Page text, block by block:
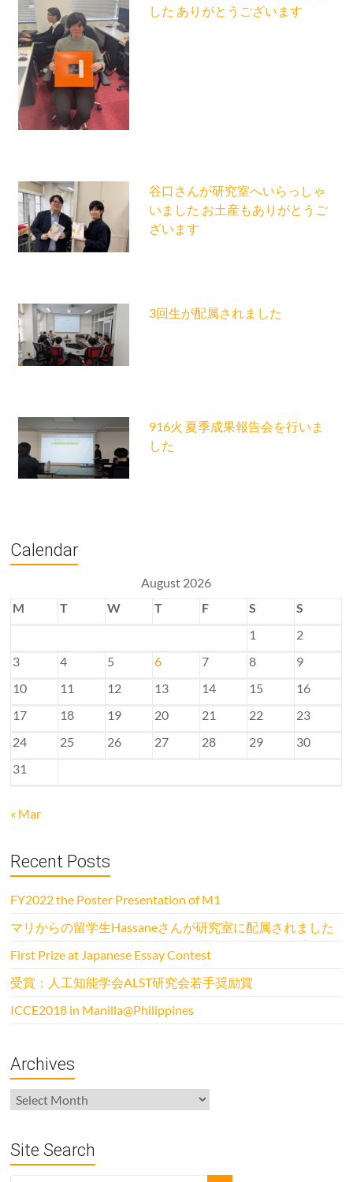
した ありがとうございます
谷口さんが研究室へいらっしゃ
いました お土産もありがとうご
ざいます
3回生が配属されました
916火 夏季成果報告会を行いま
した
Calendar
August 2026
M
T W T F S
S
1
2
3
4 5 6 7 8
9
10
11 12 13 14 15
16
17
18 19 20 21 22
23
24
25 26 27 28 29
30
31
« Mar
Recent Posts
FY2022 the Poster Presentation of M1
マリからの留学生Hassaneさんが研究室に配属されました
First Prize at Japanese Essay Contest
受賞：人工知能学会ALST研究会若手奨励賞
ICCE2018 in Manilla@Philippines
Archives
Archives
Site Search